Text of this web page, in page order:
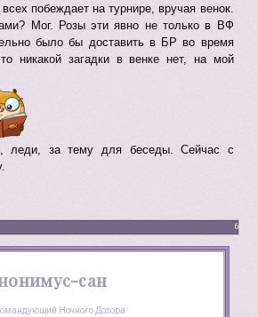
побеждает на турнире, вручая венок.
Мог. Розы эти явно не только в ВФ
было бы доставить в БР во время
никакой загадки в венке нет, на мой
леди, за тему для беседы. Сейчас с
6
сан
Ночного Дозора